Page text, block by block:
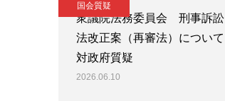
国会質疑
衆議院法務委員会 刑事訴訟
法改正案（再審法）について
対政府質疑
2026.06.10